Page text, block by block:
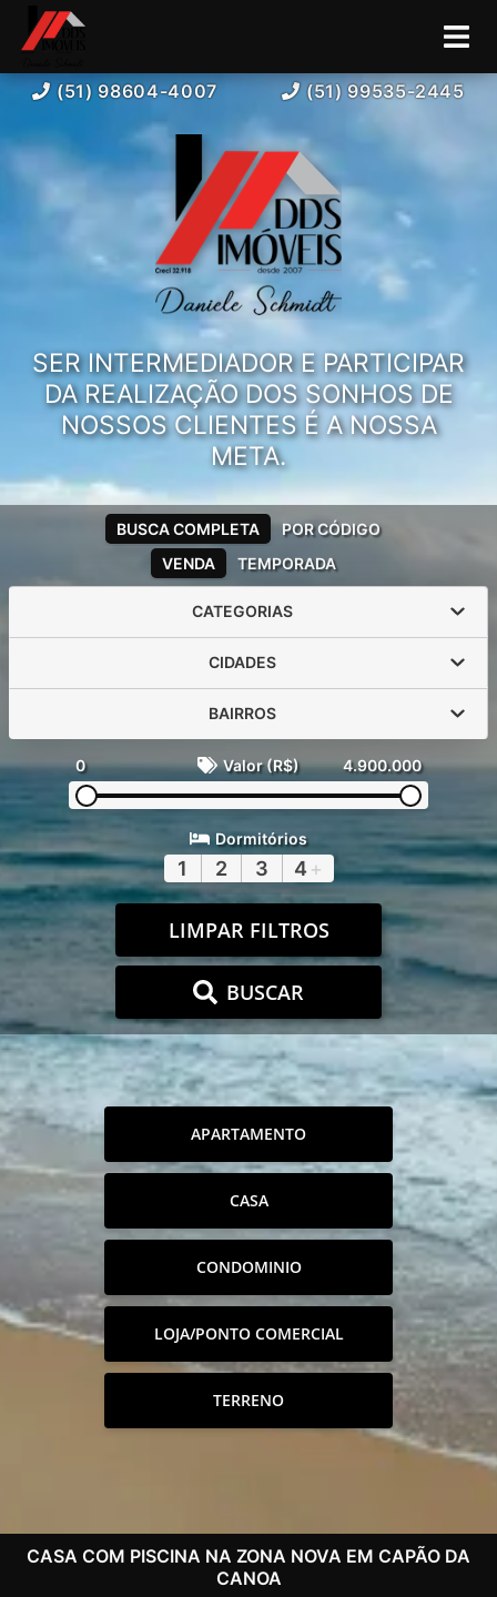
(51) 98604-4007 (51) 99535-2445
SER INTERMEDIADOR E PARTICIPAR
DA REALIZAÇÃO DOS SONHOS DE
NOSSOS CLIENTES É A NOSSA
META.
VENDA TEMPORADA
BUSCA COMPLETA POR CÓDIGO
CATEGORIAS
CIDADES
BAIRROS
0 Valor (R$) 4.900.000
Dormitórios
1 2 3 4 +
LIMPAR FILTROS
BUSCAR
APARTAMENTO
CASA
CONDOMINIO
LOJA/PONTO COMERCIAL
TERRENO
CASA COM PISCINA NA ZONA NOVA EM CAPÃO DA
CANOA